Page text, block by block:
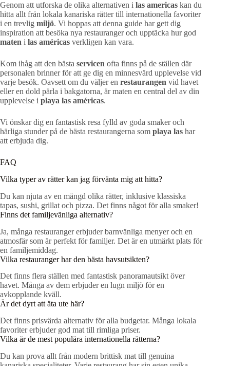
Genom att utforska de olika alternativen i las americas kan du
hitta allt från lokala kanariska rätter till internationella favoriter
i en trevlig miljö. Vi hoppas att denna guide har gett dig
inspiration att besöka nya restauranger och upptäcka hur god
maten i las américas verkligen kan vara.
Kom ihåg att den bästa servicen ofta finns på de ställen där
personalen brinner för att ge dig en minnesvärd upplevelse vid
varje besök. Oavsett om du väljer en restaurangen vid havet
eller en dold pärla i bakgatorna, är maten en central del av din
upplevelse i playa las américas.
Vi önskar dig en fantastisk resa fylld av goda smaker och
härliga stunder på de bästa restaurangerna som playa las har
att erbjuda dig.
FAQ
Vilka typer av rätter kan jag förvänta mig att hitta?
Du kan njuta av en mängd olika rätter, inklusive klassiska
tapas, sushi, grillat och pizza. Det finns något för alla smaker!
Finns det familjevänliga alternativ?
Ja, många restauranger erbjuder barnvänliga menyer och en
atmosfär som är perfekt för familjer. Det är en utmärkt plats för
en familjemiddag.
Vilka restauranger har den bästa havsutsikten?
Det finns flera ställen med fantastisk panoramautsikt över
havet. Många av dem erbjuder en lugn miljö för en
avkopplande kväll.
Är det dyrt att äta ute här?
Det finns prisvärda alternativ för alla budgetar. Många lokala
favoriter erbjuder god mat till rimliga priser.
Vilka är de mest populära internationella rätterna?
Du kan prova allt från modern brittisk mat till genuina